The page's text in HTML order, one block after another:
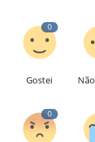
0
Gostei
0